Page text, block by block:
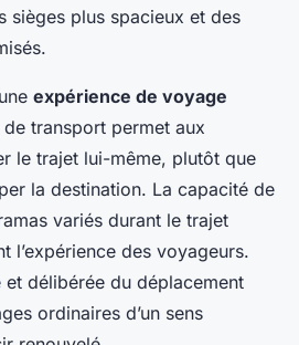
sièges plus spacieux et des
expérience de voyage
transport permet aux
le trajet lui-même, plutôt que
la destination. La capacité de
variés durant le trajet
l’expérience des voyageurs.
délibérée du déplacement
ordinaires d’un sens